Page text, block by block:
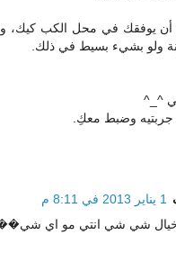
أن يوفقك في محل الكب كيك،
ولو بشيء بسيط في ذلك.
^_^
جربتيه وضبط معكِ.
1 يناير 2013 في 8:11 م
خيال شي شي انتي مو اي